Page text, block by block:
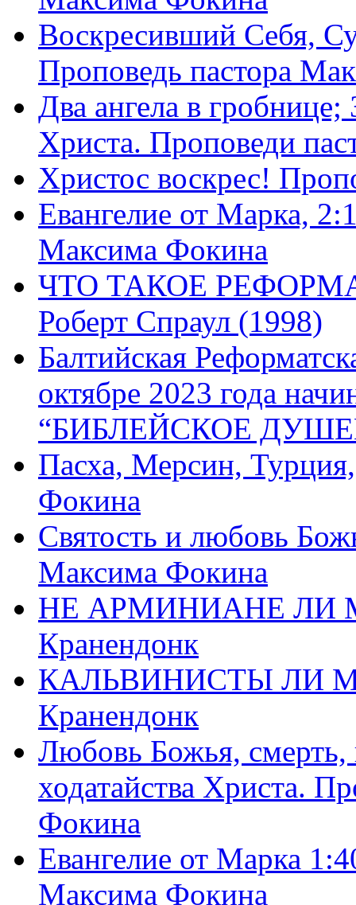
Воскресивший Себя,
Проповедь пастора
Два ангела в
Христа. Проповеди
Христос воскрес!
Евангелие от Марка,
Максима Фокина
ЧТО ТАКОЕ
Роберт Спраул (1998)
Балтийская
октябре 2023 года
“БИБЛЕЙСКОЕ
Пасха, Мерсин,
Фокина
Святость и любовь
Максима Фокина
НЕ АРМИНИАНЕ ЛИ
Кранендонк
КАЛЬВИНИСТЫ ЛИ
Кранендонк
Любовь Божья, смерть,
ходатайства Христа.
Фокина
Евангелие от Марка
Максима Фокина